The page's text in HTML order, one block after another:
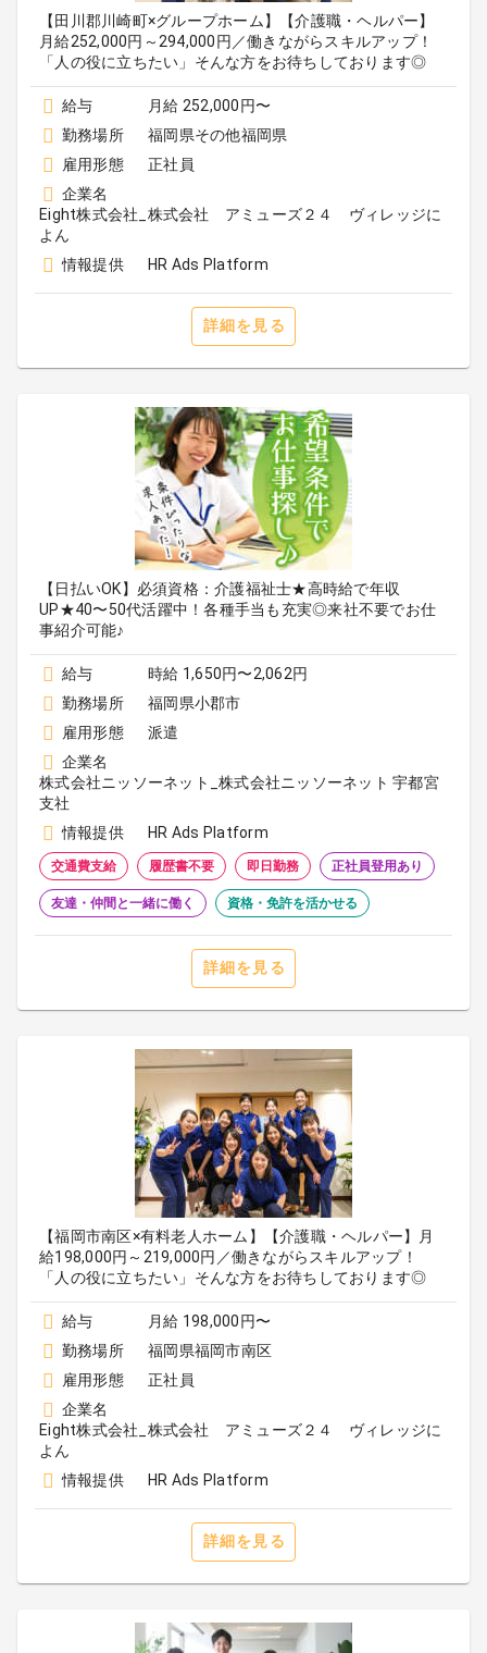
【田川郡川崎町×グループホーム】【介護職・ヘルパー】
月給252,000円～294,000円／働きながらスキルアップ！
「人の役に立ちたい」そんな方をお待ちしております◎
給与
月給 252,000円〜
勤務場所
福岡県その他福岡県
雇用形態
正社員
企業名
Eight株式会社_株式会社 アミューズ２４ ヴィレッジに
よん
情報提供
HR Ads Platform
詳細を見る
【日払いOK】必須資格：介護福祉士★高時給で年収
UP★40〜50代活躍中！各種手当も充実◎来社不要でお仕
事紹介可能♪
給与
時給 1,650円〜2,062円
勤務場所
福岡県小郡市
雇用形態
派遣
企業名
株式会社ニッソーネット_株式会社ニッソーネット 宇都宮
支社
情報提供
HR Ads Platform
交通費支給 履歴書不要 即日勤務 正社員登用あり
友達・仲間と一緒に働く 資格・免許を活かせる
詳細を見る
【福岡市南区×有料老人ホーム】【介護職・ヘルパー】月
給198,000円～219,000円／働きながらスキルアップ！
「人の役に立ちたい」そんな方をお待ちしております◎
給与
月給 198,000円〜
勤務場所
福岡県福岡市南区
雇用形態
正社員
企業名
Eight株式会社_株式会社 アミューズ２４ ヴィレッジに
よん
情報提供
HR Ads Platform
詳細を見る